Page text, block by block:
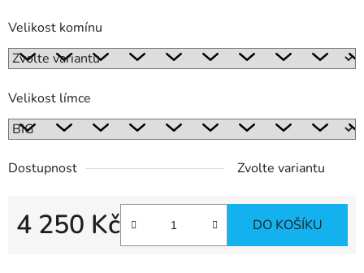
Velikost komínu
Velikost límce
Dostupnost Zvolte variantu
4 250 Kč DO KOŠÍKU